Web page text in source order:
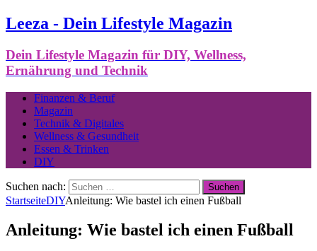
Leeza - Dein Lifestyle Magazin
Dein Lifestyle Magazin für DIY, Wellness,
Ernährung und Technik
Finanzen & Beruf
Magazin
Technik & Digitales
Wellness & Gesundheit
Essen & Trinken
DIY
Suchen nach:
StartseiteDIYAnleitung: Wie bastel ich einen Fußball
Anleitung: Wie bastel ich einen Fußball